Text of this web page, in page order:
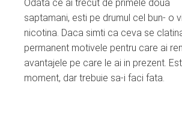
Odata ce ai trecut de primele doua
saptamani, esti pe drumul cel bun- o
nicotina. Daca simti ca ceva se
permanent motivele pentru care ai
avantajele pe care le ai in prezent.
moment, dar trebuie sa-i faci fata.